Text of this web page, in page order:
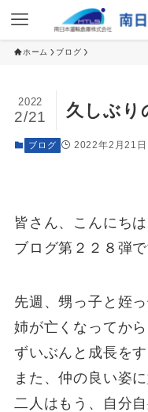
ホーム ブログ
久しぶり
2022
2/21
ブログ 2022年2月21日
皆さん、こんにちは
ブログ第２２８弾で
先週、甥っ子と姪
姉が亡くなってか
ずいぶんと成長を
また、仲の良い姿
二人はもう、自分